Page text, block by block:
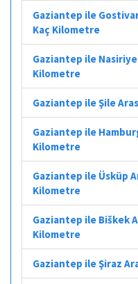
Gaziantep ile
Kaç Kilometre
Gaziantep ile Nasiriye
Kilometre
Gaziantep ile Şile
Gaziantep ile
Kilometre
Gaziantep ile Üsküp
Kilometre
Gaziantep ile Biškek
Kilometre
Gaziantep ile Şiraz